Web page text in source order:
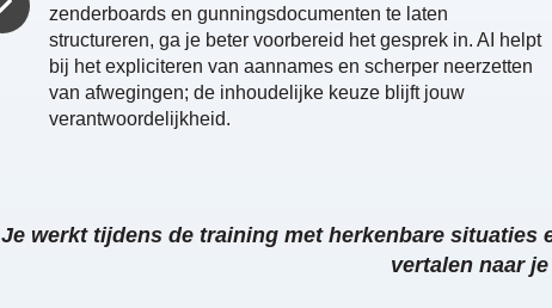
zenderboards en gunningsdocumenten te laten
structureren, ga je beter voorbereid het gesprek in. AI helpt
bij het expliciteren van aannames en scherper neerzetten
van afwegingen; de inhoudelijke keuze blijft jouw
verantwoordelijkheid.
Je werkt tijdens de training met herkenbare
vertalen naar